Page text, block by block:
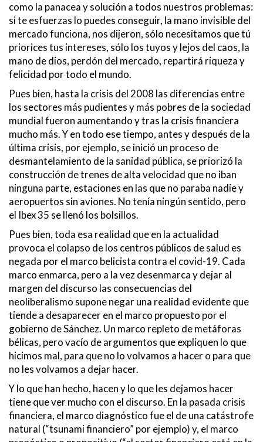
como la panacea y solución a todos nuestros problemas:
si te esfuerzas lo puedes conseguir, la mano invisible del
mercado funciona, nos dijeron, sólo necesitamos que tú
priorices tus intereses, sólo los tuyos y lejos del caos, la
mano de dios, perdón del mercado, repartirá riqueza y
felicidad por todo el mundo.
Pues bien, hasta la crisis del 2008 las diferencias entre
los sectores más pudientes y más pobres de la sociedad
mundial fueron aumentando y tras la crisis financiera
mucho más. Y en todo ese tiempo, antes y después de la
última crisis, por ejemplo, se inició un proceso de
desmantelamiento de la sanidad pública, se priorizó la
construcción de trenes de alta velocidad que no iban
ninguna parte, estaciones en las que no paraba nadie y
aeropuertos sin aviones. No tenía ningún sentido, pero
el Ibex 35 se llenó los bolsillos.
Pues bien, toda esa realidad que en la actualidad
provoca el colapso de los centros públicos de salud es
negada por el marco belicista contra el covid-19. Cada
marco enmarca, pero a la vez desenmarca y dejar al
margen del discurso las consecuencias del
neoliberalismo supone negar una realidad evidente que
tiende a desaparecer en el marco propuesto por el
gobierno de Sánchez. Un marco repleto de metáforas
bélicas, pero vacío de argumentos que expliquen lo que
hicimos mal, para que no lo volvamos a hacer o para que
no les volvamos a dejar hacer.
Y lo que han hecho, hacen y lo que les dejamos hacer
tiene que ver mucho con el discurso. En la pasada crisis
financiera, el marco diagnóstico fue el de una catástrofe
natural (“tsunami financiero” por ejemplo) y, el marco